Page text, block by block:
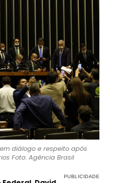
diálogo e respeito após
Foto: Agência Brasil